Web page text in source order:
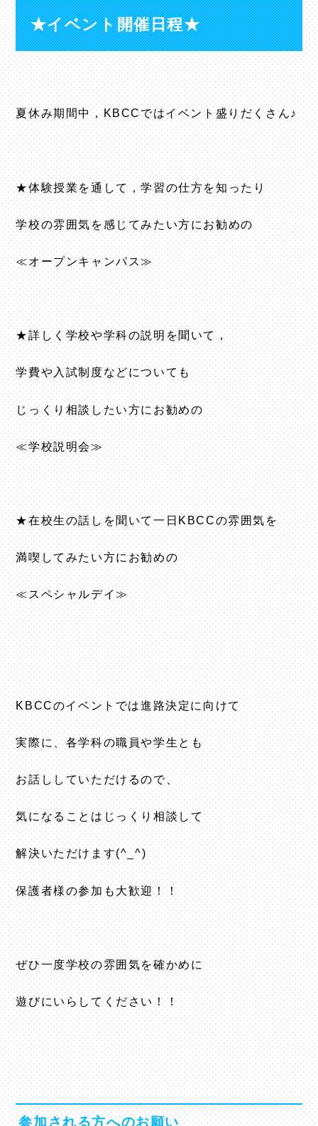
★イベント開催日程★
夏休み期間中，KBCCではイベント盛りだくさん♪
★体験授業を通して，学習の仕方を知ったり
学校の雰囲気を感じてみたい方にお勧めの
≪オープンキャンパス≫
★詳しく学校や学科の説明を聞いて，
学費や入試制度などについても
じっくり相談したい方にお勧めの
≪学校説明会≫
★在校生の話しを聞いて一日KBCCの雰囲気を
満喫してみたい方にお勧めの
≪スペシャルデイ≫
KBCCのイベントでは進路決定に向けて
実際に、各学科の職員や学生とも
お話ししていただけるので、
気になることはじっくり相談して
解決いただけます(^_^)
保護者様の参加も大歓迎！！
ぜひ一度学校の雰囲気を確かめに
遊びにいらしてください！！
参加される方へのお願い